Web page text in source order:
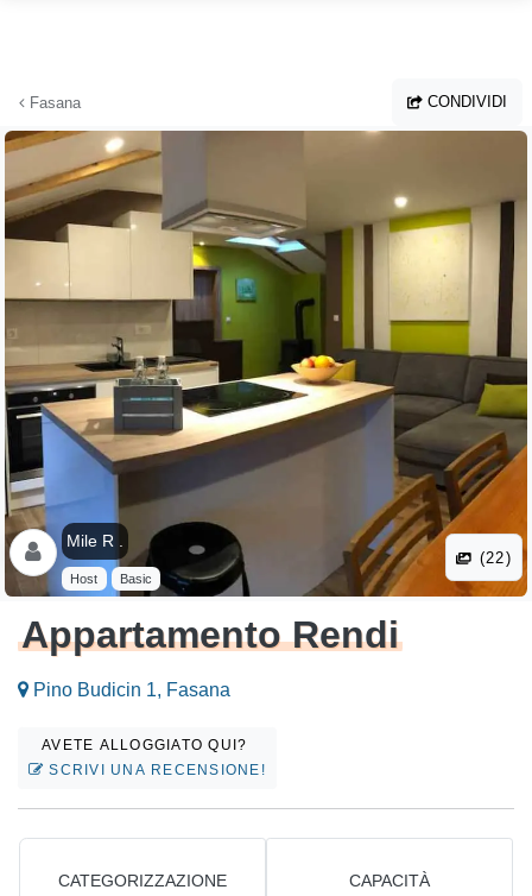
Fasana CONDIVIDI
Mile R .
Host Basic
(22)
Appartamento Rendi
Pino Budicin 1, Fasana
AVETE ALLOGGIATO QUI?
SCRIVI UNA RECENSIONE!
CATEGORIZZAZIONE CAPACITÀ